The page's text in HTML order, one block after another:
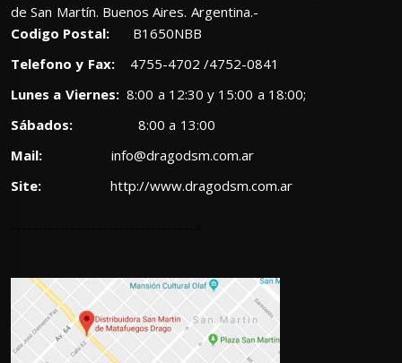
de San Martín. Buenos Aires. Argentina.-
Codigo Postal: B1650NBB
Telefono y Fax:4755-4702 /4752-0841
Lunes a Viernes:8:00 a 12:30 y 15:00 a 18:00;
Sábados: 8:00 a 13:00
Mail:
info@dragodsm.com.ar
Site:
http://www.dragodsm.com.ar